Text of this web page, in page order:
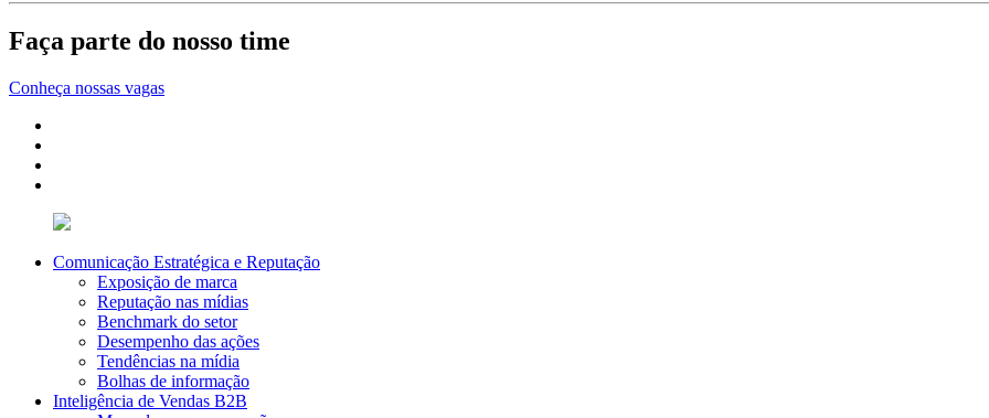
Faça parte do nosso time
Conheça nossas vagas
Comunicação Estratégica e Reputação
Exposição de marca
Reputação nas mídias
Benchmark do setor
Desempenho das ações
Tendências na mídia
Bolhas de informação
Inteligência de Vendas B2B